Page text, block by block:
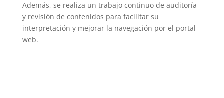
Además, se realiza un trabajo continuo de auditoría
y revisión de contenidos para facilitar su
interpretación y mejorar la navegación por el portal
web.